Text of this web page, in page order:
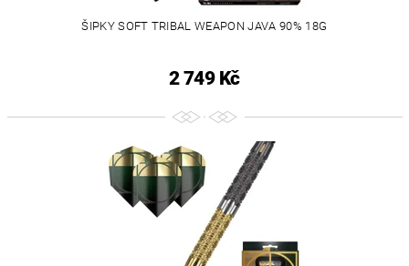
ŠIPKY SOFT TRIBAL WEAPON JAVA 90% 18G
2 749 Kč